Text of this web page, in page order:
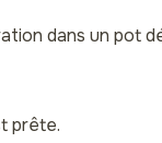
dans un pot
prête.